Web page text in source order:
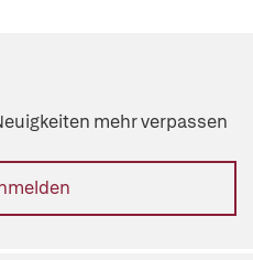
mehr verpassen